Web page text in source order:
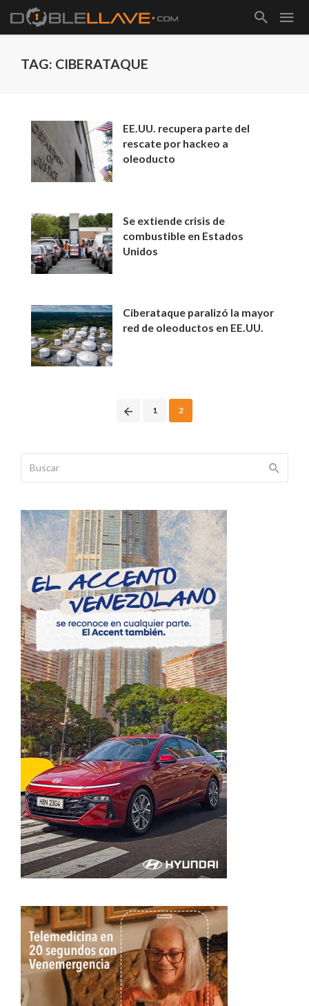
TAG: CIBERATAQUE
EE.UU. recupera parte del
rescate por hackeo a
oleoducto
Se extiende crisis de
combustible en Estados
Unidos
Ciberataque paralizó la mayor
red de oleoductos en EE.UU.
1 2